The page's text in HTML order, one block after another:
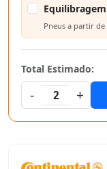
Pneus a partir de
Total Estimado:
-
2 +